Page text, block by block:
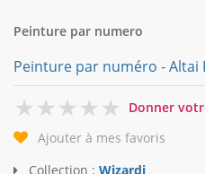
Peinture par numero
Peinture par numéro - Altai
0
Donner
Ajouter à mes favoris
Collection : Wizardi